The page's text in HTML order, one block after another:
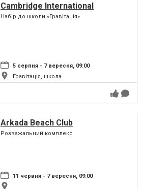
Cambridge International
Набір до школи «Гравітація»
5 серпня - 7 вересня, 09:00
Гравітація, школа
Arkada Beach Club
Розважальний комплекс
11 червня - 7 вересня, 09:00